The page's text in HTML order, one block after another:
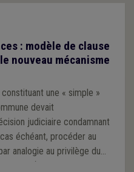
: modèle de clause
nouveau mécanisme
une « simple »
devait
judiciaire condamnant
échéant, procéder au
analogie au privilège du
taxes (le rôle constituant